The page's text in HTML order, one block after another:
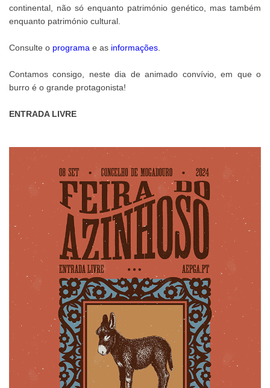
continental, não só enquanto património genético, mas também
enquanto património cultural.
Consulte o programa e as informações
Contamos consigo, neste dia de animado convívio, em que o
burro é o grande protagonista!
ENTRADA LIVRE